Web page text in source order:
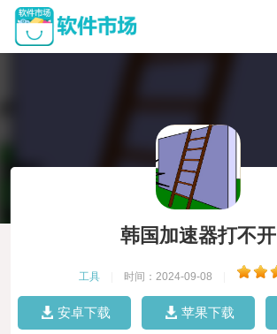
韩国加速器打不开
工具 时间：2024-09-08
安卓下载 苹果下载